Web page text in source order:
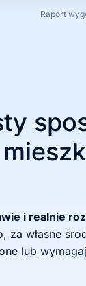
Raport
i realnie
za własne
lub